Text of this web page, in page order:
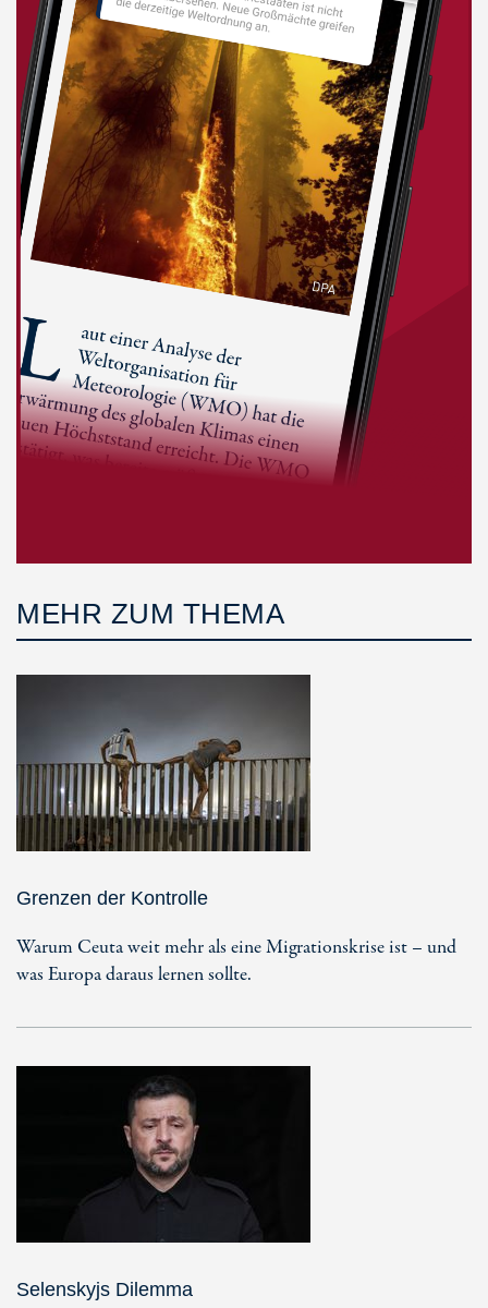
MEHR ZUM THEMA
Grenzen der Kontrolle
Warum Ceuta weit mehr als eine Migrationskrise ist – und
was Europa daraus lernen sollte.
Selenskyjs Dilemma